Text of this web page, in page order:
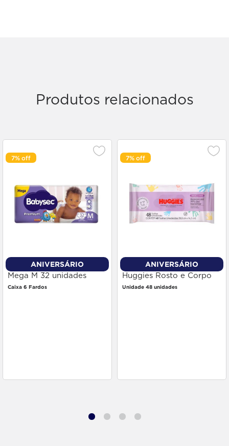
Produtos relacionados
7%
ANIVERSÁRIO
Fralda Babysec Premium
Mega M 32 unidades
Caixa 6 Fardos
7%
ANIVERSÁRIO
Toalha Umedecida
Huggies Rosto e Corpo
48 unidades
Unidade 48 unidades